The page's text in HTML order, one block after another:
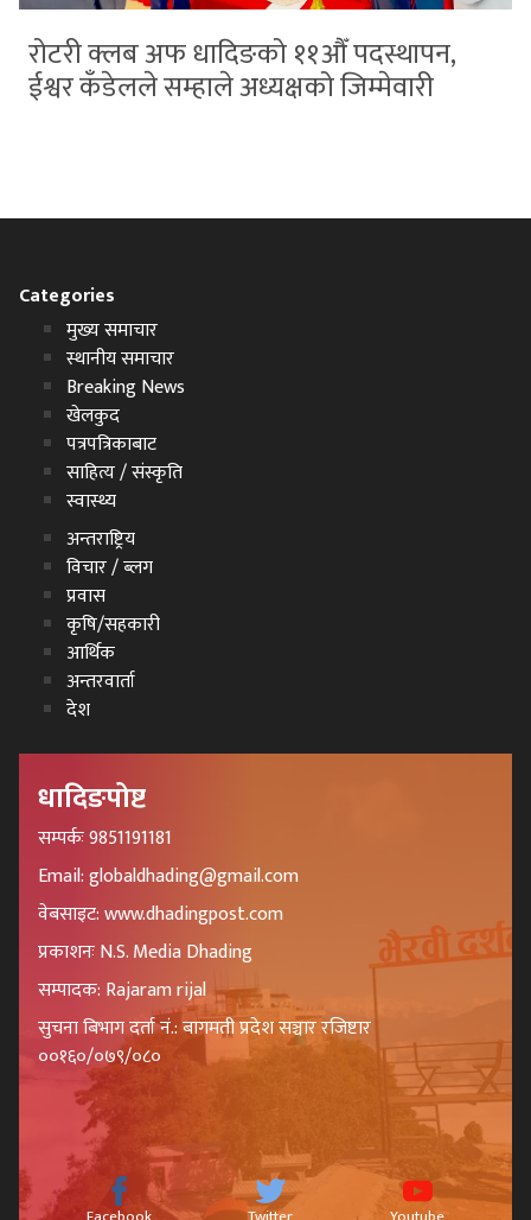
रोटरी क्लब अफ धादिङको ११औँ पदस्थापन,
ईश्वर कँडेलले सम्हाले अध्यक्षको जिम्मेवारी
Categories
मुख्य समाचार
स्थानीय समाचार
Breaking News
खेलकुद
पत्रपत्रिकाबाट
साहित्य / संस्कृति
स्वास्थ्य
अन्तराष्ट्रिय
विचार / ब्लग
प्रवास
कृषि/सहकारी
आर्थिक
अन्तरवार्ता
देश
धादिङपोष्ट
सम्पर्कः 9851191181
Email: globaldhading@gmail.com
वेबसाइट: www.dhadingpost.com
प्रकाशनः N.S. Media Dhading
सम्पादक: Rajaram rijal
सुचना बिभाग दर्ता नं.: बागमती प्रदेश सञ्चार रजिष्टार
००१६०/०७९/०८०